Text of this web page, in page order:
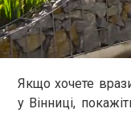
Якщо хочете
у Вінниці,